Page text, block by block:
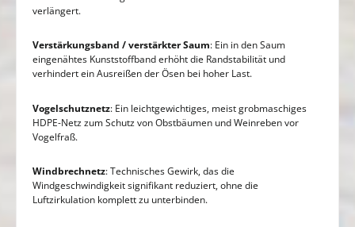
verlängert.
Verstärkungsband / verstärkter Saum: Ein in den Saum
eingenähtes Kunststoffband erhöht die Randstabilität und
verhindert ein Ausreißen der Ösen bei hoher Last.
Vogelschutznetz: Ein leichtgewichtiges, meist grobmaschiges
HDPE-Netz zum Schutz von Obstbäumen und Weinreben vor
Vogelfraß.
Windbrechnetz: Technisches Gewirk, das die
Windgeschwindigkeit signifikant reduziert, ohne die
Luftzirkulation komplett zu unterbinden.